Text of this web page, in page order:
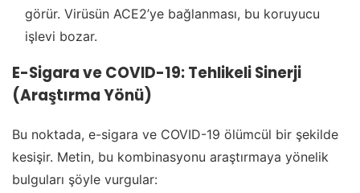
görür. Virüsün ACE2’ye bağlanması, bu koruyucu
işlevi bozar.
E-Sigara ve COVID-19: Tehlikeli Sinerji
(Araştırma Yönü)
Bu noktada, e-sigara ve COVID-19 ölümcül bir şekilde
kesişir. Metin, bu kombinasyonu araştırmaya yönelik
bulguları şöyle vurgular: